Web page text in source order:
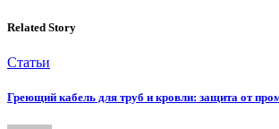
Related Story
Статьи
Греющий кабель для труб и кровли: защита от